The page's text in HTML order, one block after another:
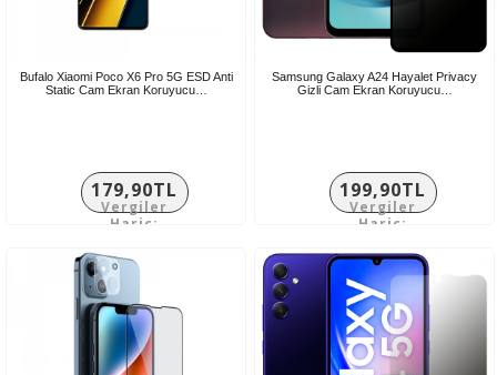
Bufalo Xiaomi Poco X6 Pro 5G ESD Anti
Static Cam Ekran Koruyucu…
179,90TL
Vergiler
Hariç:
Samsung Galaxy A24 Hayalet Privacy
Gizli Cam Ekran Koruyucu…
199,90TL
Vergiler
Hariç: